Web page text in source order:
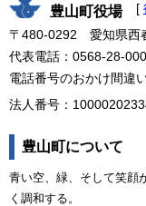
豊山町役場 [
〒480-0292 愛知県西
代表電話：0568-28-
電話番号のおかけ間違
法人番号：
豊山町について
青い空、緑、そして笑顔
く調和する。